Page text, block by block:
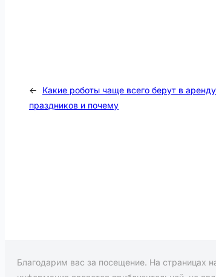
←
Какие роботы чаще всего берут в
праздников и почему
Благодарим вас за посещение. На страницах